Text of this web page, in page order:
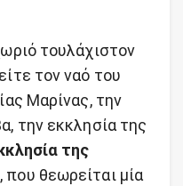
τουλάχιστον
τον ναό του
Μαρίνας, την
την εκκλησία της
της
, που θεωρείται μία